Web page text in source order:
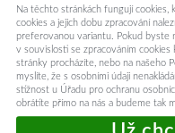
Zadní kryt na Xiaomi 13
Czech Team
Na těchto stránkách fungují
cookies a jejich dobu zpracování
preferovanou variantu. Pokud byste
v souvislosti se zpracováním
stránky procházíte, nebo na našeho
myslíte, že s osobními údaji
stížnost u Úřadu pro ochranu
obrátíte přímo na nás a budeme tak